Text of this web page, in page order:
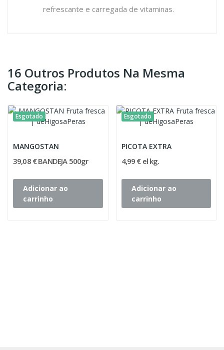
refrescante e carregada de vitaminas.
16 Outros Produtos Na Mesma
Categoria:
Esgotado
MANGOSTAN
39,08 € BANDEJA 500gr
Adicionar ao
carrinho
Esgotado
PICOTA EXTRA
4,99 € el kg.
Adicionar ao
carrinho